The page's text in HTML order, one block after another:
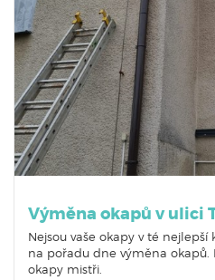
Výměna okapů v ulici
Nejsou vaše okapy v té nejlepší
na pořadu dne výměna okapů.
okapy mistři.